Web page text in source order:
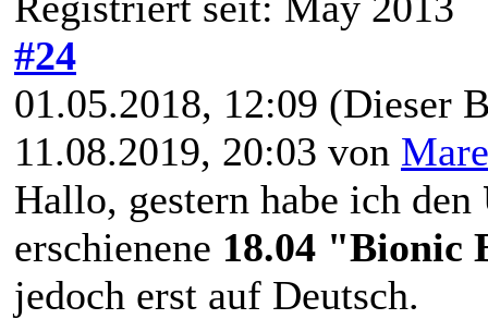
#24
01.05.2018, 12:09 (Dieser
11.08.2019, 20:03 von
Hallo, gestern habe ich den
erschienene 18.04 "Bionic
jedoch erst auf Deutsch.